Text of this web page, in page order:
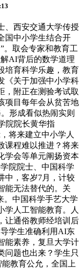
西安交通大学传授
国中小学生结合开
。取会专家和教育工
AI背后的数学道理
培育科学乐趣，教育
《关于加强中小学科
，附正在测验考试取
项目每年会从贫苦地
形成看似热闹实则
院院长黄华指
将来建立中小学人
课程难以推进？将来
学会等单元阐扬资本
院院士、中国科学
中，客岁7月，计较
能无法替代的。关
。中国科学手艺大学
学人工智能教育。人
让通俗教师经培训后
学生准确利用AI东
能素养，复旦大学计
问题也出来？学生只
教育公允，全国上